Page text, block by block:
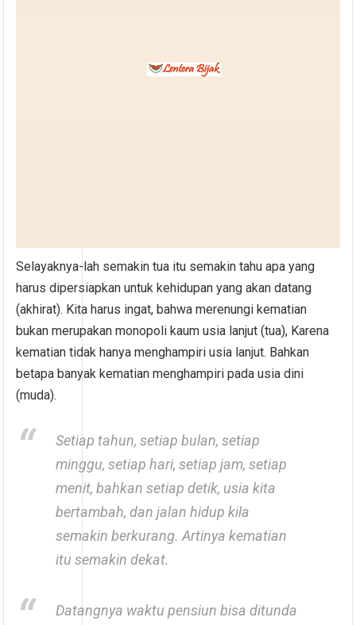
Selayaknya-lah semakin tua itu semakin tahu apa yang
harus dipersiapkan untuk kehidupan yang akan datang
(akhirat). Kita harus ingat, bahwa merenungi kematian
bukan merupakan monopoli kaum usia lanjut (tua), Karena
kematian tidak hanya menghampiri usia lanjut. Bahkan
betapa banyak kematian menghampiri pada usia dini
(muda).
Setiap tahun, setiap bulan, setiap
minggu, setiap hari, setiap jam, setiap
menit, bahkan setiap detik, usia kita
bertambah, dan jalan hidup kila
semakin berkurang. Artinya kematian
itu semakin dekat.
Datangnya waktu pensiun bisa ditunda